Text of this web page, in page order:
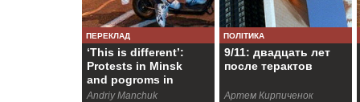
ПЕРЕКЛАД
‘This is different’:
Protests in Minsk
and pogroms in
Paris
Andriy Manchuk
ПОЛІТИКА
9/11: двадцать лет
после терактов
Артем Кирпиченок